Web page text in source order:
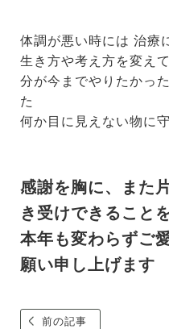
体調が悪い時には 治療
生き方や考え方を変え
分が今までやりたかっ
た
何か目に見えない物に
感謝を胸に、また
き受けできること
本年も変わらずご
願い申し上げます
前の記事